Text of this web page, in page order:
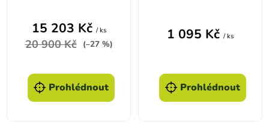
15 203 Kč / ks
20 900 Kč (–27 %)
Prohlédnout
1 095 Kč / ks
Prohlédnout